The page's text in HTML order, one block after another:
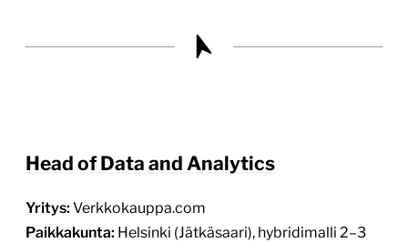
Head of Data and Analytics
Yritys: Verkkokauppa.com
Paikkakunta: Helsinki (Jätkäsaari), hybridimalli 2–3